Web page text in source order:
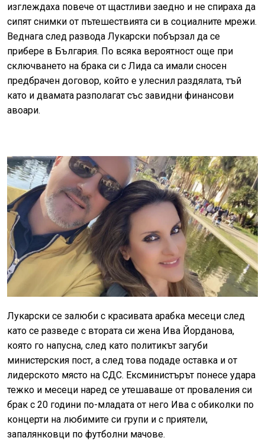
изглеждаха повече от щастливи заедно и не спираха да
сипят снимки от пътешествията си в социалните мрежи.
Веднага след развода Лукарски побързал да се
прибере в България. По всяка вероятност още при
сключването на брака си с Лида са имали сносен
предбрачен договор, който е улеснил раздялата, тъй
като и двамата разполагат със завидни финансови
авоари.
Лукарски се залюби с красивата арабка месеци след
като се разведе с втората си жена Ива Йорданова,
която го напусна, след като политикът загуби
министерския пост, а след това подаде оставка и от
лидерското място на СДС. Ексминистърът понесе удара
тежко и месеци наред се утешаваше от проваления си
брак с 20 години по-младата от него Ива с обиколки по
концерти на любимите си групи и с приятели,
запалянковци по футболни мачове.